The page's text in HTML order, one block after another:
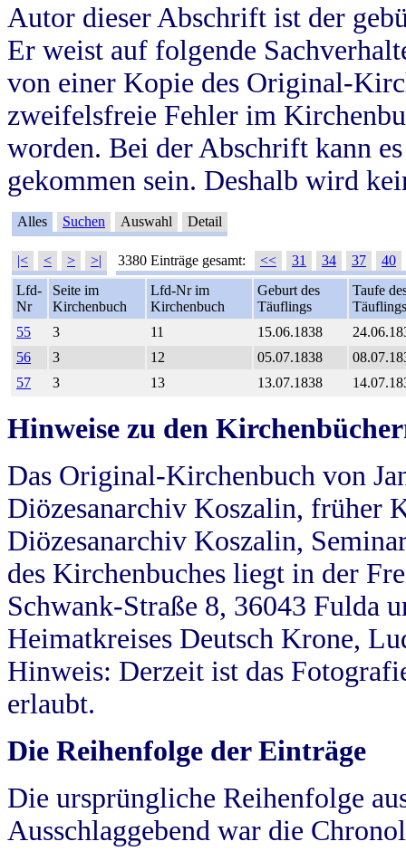
Autor dieser Abschrift ist der
Er weist auf folgende
von einer Kopie des Original-
zweifelsfreie Fehler im
worden. Bei der Abschrift kann
gekommen sein. Deshalb wird
Alles Suchen Auswahl Detail
|< < > >| 3380 Einträge gesamt: << 31 34 37
40
Lfd-
Nr
Seite im
Kirchenbuch
Lfd-Nr im
Kirchenbuch
Geburt des
Täuflings
Taufe
Täuflings
55
3 11 15.06.1838
56
3 12 05.07.1838
57
3 13 13.07.1838
Hinweise zu den
Das Original-Kirchenbuch von
Diözesanarchiv Koszalin, früher
Diözesanarchiv Koszalin,
des Kirchenbuches liegt in der
Schwank-Straße 8, 36043 Fulda
Heimatkreises Deutsch Krone,
Hinweis: Derzeit ist das
erlaubt.
Die Reihenfolge der Einträge
Die ursprüngliche Reihenfolge
Ausschlaggebend war die